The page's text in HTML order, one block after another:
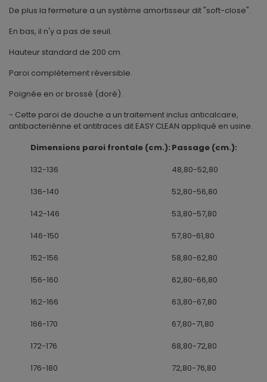
De plus la fermeture a un système amortisseur dit "soft-close".
En bas, il n'y a pas de seuil.
Hauteur standard de 200 cm.
Paroi complètement réversible.
Poignée en or brossé (doré).
- Cette paroi de douche a un traitement inclus anticalcaire,
antibacteriénne et antitraces dit EASY CLEAN appliqué en usine.
Dimensions paroi frontale (cm.): Passage (cm.):
132-136
48,80-52,80
136-140
52,80-56,80
142-146
53,80-57,80
146-150
57,80-61,80
152-156
58,80-62,80
156-160
62,80-66,80
162-166
63,80-67,80
166-170
67,80-71,80
172-176
68,80-72,80
176-180
72,80-76,80